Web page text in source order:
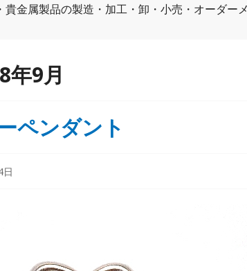
貴金属製品の製造・加工・卸・小売・オーダー
年9月
ペンダント
日